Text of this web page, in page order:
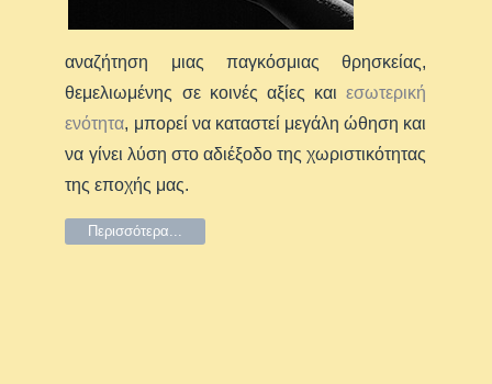
αναζήτηση μιας παγκόσμιας θρησκείας,
θεμελιωμένης σε κοινές αξίες καιεσωτερική
ενότητα, μπορεί να καταστεί μεγάλη ώθηση και
να γίνει λύση στο αδιέξοδο της χωριστικότητας
της εποχής μας.
Περισσότερα...